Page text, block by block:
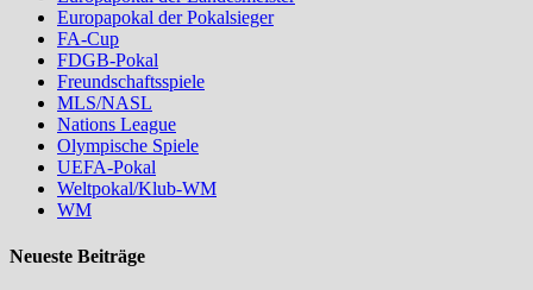
Europapokal der Pokalsieger
FA-Cup
FDGB-Pokal
Freundschaftsspiele
MLS/NASL
Nations League
Olympische Spiele
UEFA-Pokal
Weltpokal/Klub-WM
WM
Neueste Beiträge